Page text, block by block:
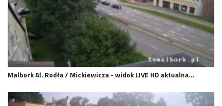
Malbork Al. Rodła / Mickiewicza - widok LIVE HD aktualna…